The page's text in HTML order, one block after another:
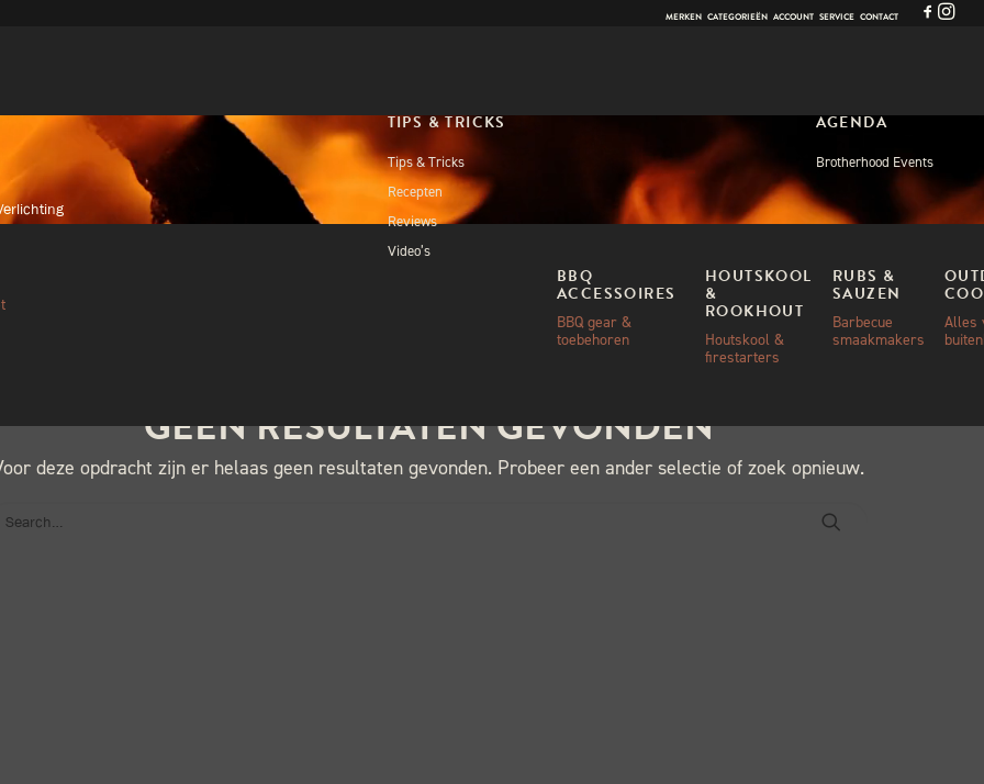
MERKEN CATEGORIEËN ACCOUNT SERVICE CONTACT
BBQ
ACCESSOIRES
BBQ gear &
toebehoren
HOUTSKOOL
&
ROOKHOUT
Houtskool &
firestarters
RUBS &
SAUZEN
Barbecue
smaakmakers
Alles
TIPS & TRICKS
Tips & Tricks
Recepten
Reviews
Video’s
AGENDA
Brotherhood Events
GEEN RESULTATEN GEVONDEN
deze opdracht zijn er helaas geen resultaten gevonden. Probeer een ander selectie of zoek opnieuw.